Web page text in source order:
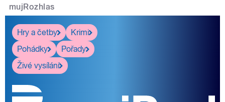
mujRozhlas
Hry a četby
Krimi
Pohádky
Pořady
Živé vysílání